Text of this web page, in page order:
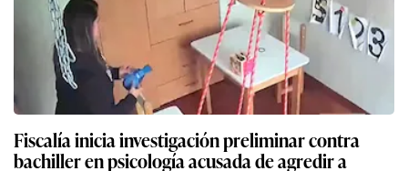
Fiscalía inicia investigación preliminar contra
bachiller en psicología acusada de agredir a